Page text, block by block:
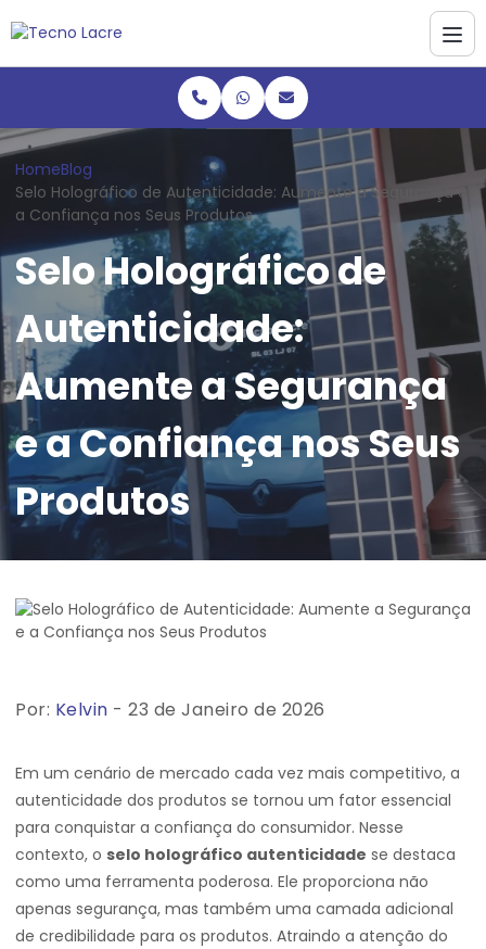
HomeBlog
Selo Holográfico de Autenticidade: Aumente a Segurança e
a Confiança nos Seus Produtos
Selo Holográfico de
Autenticidade:
Aumente a Segurança
e a Confiança nos Seus
Produtos
Por: Kelvin - 23 de Janeiro de 2026
Em um cenário de mercado cada vez mais competitivo, a
autenticidade dos produtos se tornou um fator essencial
para conquistar a confiança do consumidor. Nesse
contexto, o selo holográfico autenticidade se destaca
como uma ferramenta poderosa. Ele proporciona não
apenas segurança, mas também uma camada adicional
de credibilidade para os produtos. Atraindo a atenção do